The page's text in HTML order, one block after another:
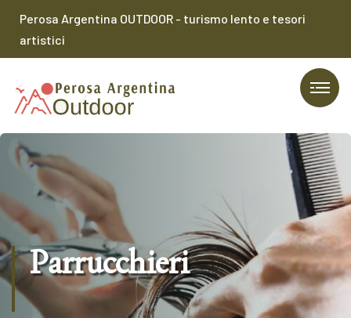
Perosa Argentina OUTDOOR - turismo lento e tesori
artistici
Parrucchieri